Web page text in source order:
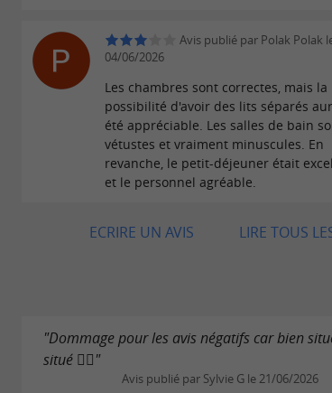
Avis publié par Polak Polak
04/06/2026
Les chambres sont correctes, mais la
possibilité d'avoir des lits séparés
été appréciable. Les salles de bain
vétustes et vraiment minuscules. En
revanche, le petit-déjeuner était
et le personnel agréable.
LIRE TOUS
ECRIRE UN AVIS
"Dommage pour les avis négatifs car bien
situé 🤷‍♀️"
Avis publié par Sylvie G le 21/06/2026